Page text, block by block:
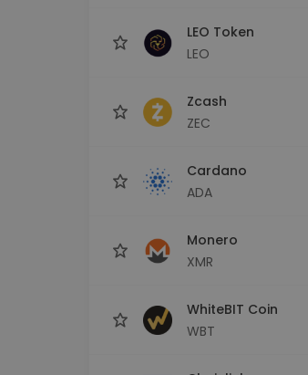
LEO Token
LEO
Zcash
ZEC
Cardano
ADA
Monero
XMR
WhiteBIT Coin
WBT